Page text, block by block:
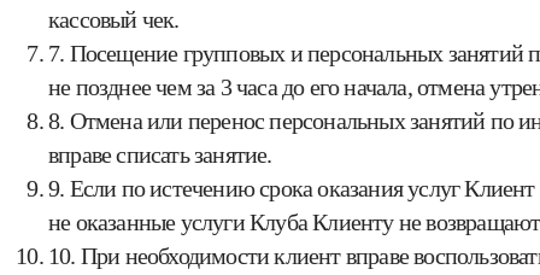
кассовый чек.
7. Посещение групповых и персональных занятий
не позднее чем за 3 часа до его начала, отмена
8. Отмена или перенос персональных занятий по
вправе списать занятие.
9. Если по истечению срока оказания услуг
не оказанные услуги Клуба Клиенту не
10. При необходимости клиент вправе